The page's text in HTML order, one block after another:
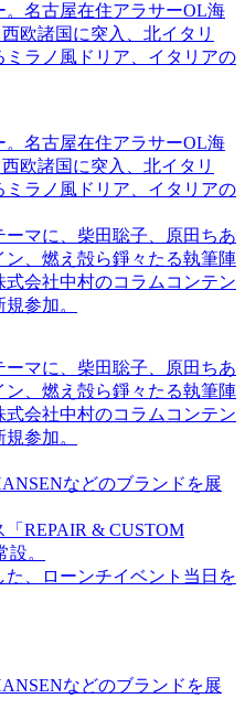
名古屋在住アラサーOL海
欧諸国に突入、北イタリ
ラノ風ドリア、イタリアの
名古屋在住アラサーOL海
欧諸国に突入、北イタリ
ラノ風ドリア、イタリアの
ーマに、柴田聡子、原田ちあ
、燃え殻ら錚々たる執筆陣
会社中村のコラムコンテン
参加。
ーマに、柴田聡子、原田ちあ
、燃え殻ら錚々たる執筆陣
会社中村のコラムコンテン
参加。
などのブランドを展
REPAIR & CUSTOM
。
、ローンチイベント当日を
などのブランドを展